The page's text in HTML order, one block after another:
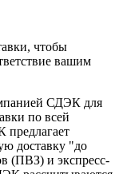
чтобы
вашим
СДЭК для
по всей
предлагает
доставку "до
(ПВЗ) и экспресс-